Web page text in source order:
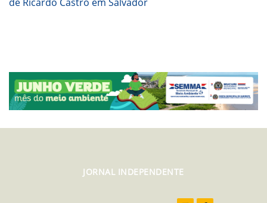
JORNAL INDEPENDENTE